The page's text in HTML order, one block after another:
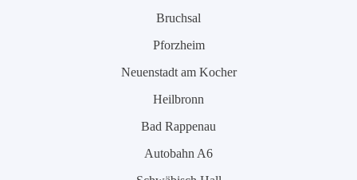
Bruchsal
Pforzheim
Neuenstadt am Kocher
Heilbronn
Bad Rappenau
Autobahn A6